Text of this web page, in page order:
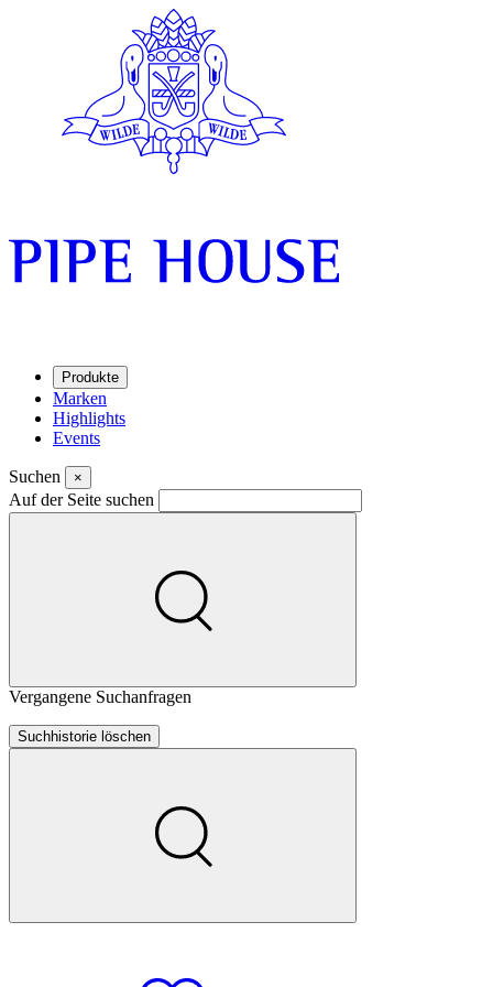
Produkte
Marken
Highlights
Events
Suchen ×
Auf der Seite suchen
Vergangene Suchanfragen
Suchhistorie löschen